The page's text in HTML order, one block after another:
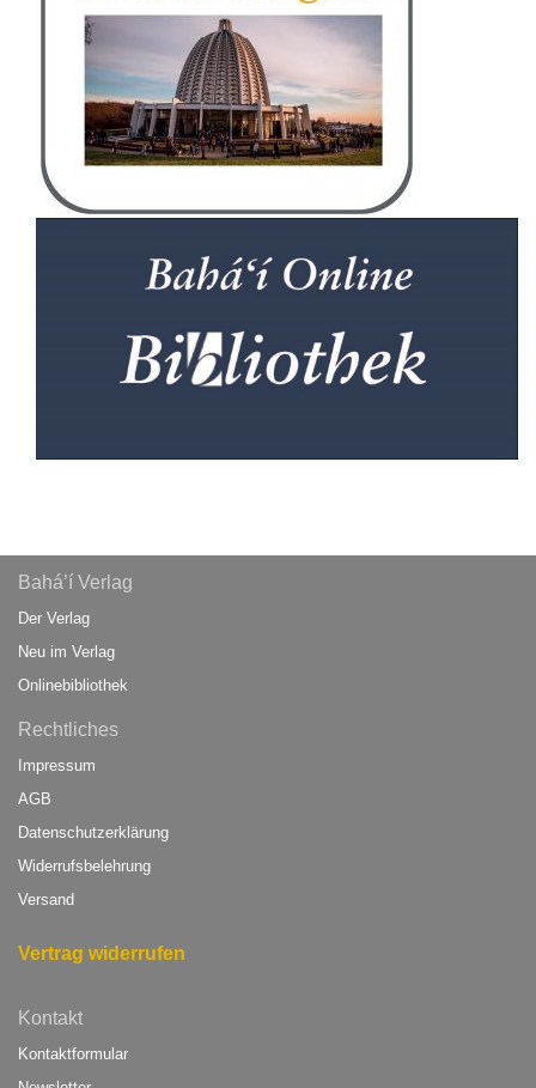
Bahá’í Verlag
Der Verlag
Neu im Verlag
Onlinebibliothek
Rechtliches
Impressum
AGB
Datenschutzerklärung
Widerrufsbelehrung
Versand
Vertrag widerrufen
Kontakt
Kontaktformular